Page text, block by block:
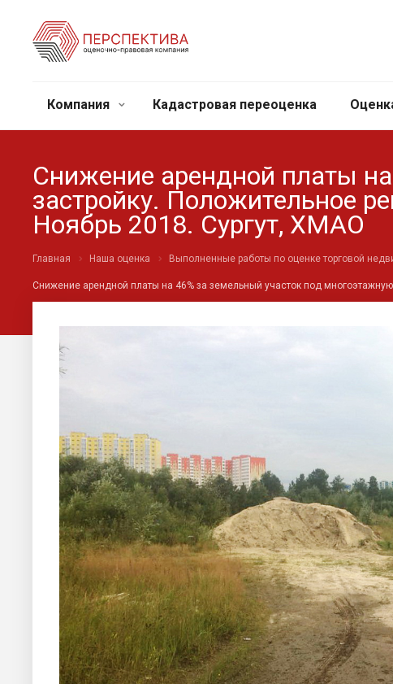
Компания Кадастровая переоценка
Снижение арендной платы
застройку. Положительное
Ноябрь 2018. Сургут, ХМАО
Главная Наша оценка Выполненные работы по оценке торговой
Снижение арендной платы на 46% за земельный участок под